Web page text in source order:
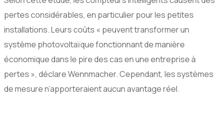
pertes considérables, en particulier pour les petites
installations. Leurs coûts « peuvent transformer un
système photovoltaïque fonctionnant de manière
économique dans le pire des cas en une entreprise à
pertes », déclare Wennmacher. Cependant, les systèmes
de mesure n’apporteraient aucun avantage réel.